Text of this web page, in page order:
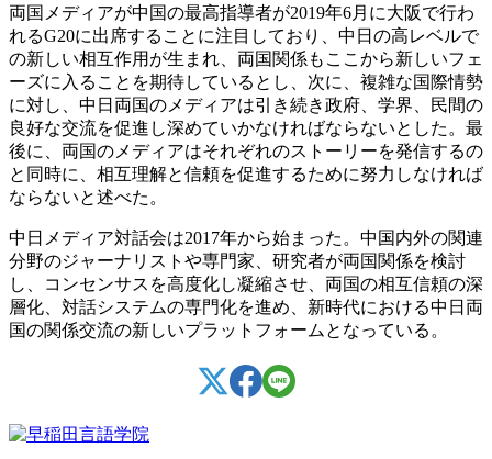
両国メディアが中国の最高指導者が2019年6月に大阪で行わ
れるG20に出席することに注目しており、中日の高レベルで
の新しい相互作用が生まれ、両国関係もここから新しいフェ
ーズに入ることを期待しているとし、次に、複雑な国際情勢
に対し、中日両国のメディアは引き続き政府、学界、民間の
良好な交流を促進し深めていかなければならないとした。最
後に、両国のメディアはそれぞれのストーリーを発信するの
と同時に、相互理解と信頼を促進するために努力しなければ
ならないと述べた。
中日メディア対話会は2017年から始まった。中国内外の関連
分野のジャーナリストや専門家、研究者が両国関係を検討
し、コンセンサスを高度化し凝縮させ、両国の相互信頼の深
層化、対話システムの専門化を進め、新時代における中日両
国の関係交流の新しいプラットフォームとなっている。